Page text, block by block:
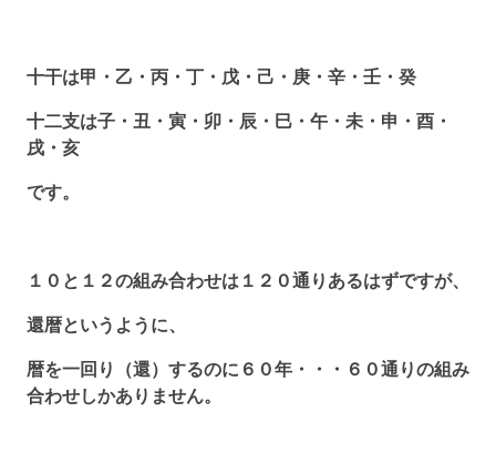
十干は甲・乙・丙・丁・戊・己・庚・辛・壬・癸
十二支は子・丑・寅・卯・辰・巳・午・未・申・酉・
戌・亥
です。
１０と１２の組み合わせは１２０通りあるはずですが、
還暦というように、
暦を一回り（還）するのに６０年・・・６０通りの組み
合わせしかありません。